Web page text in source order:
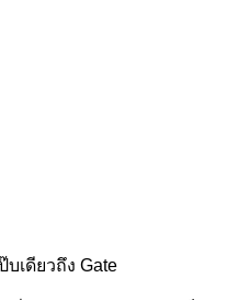
เดียวถึง Gate